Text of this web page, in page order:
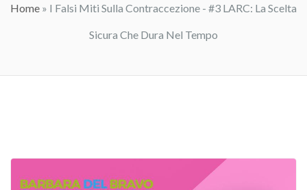
Tu Sei Qui
Home » I Falsi Miti Sulla Contraccezione - #3 LARC: La Scelta
Sicura Che Dura Nel Tempo